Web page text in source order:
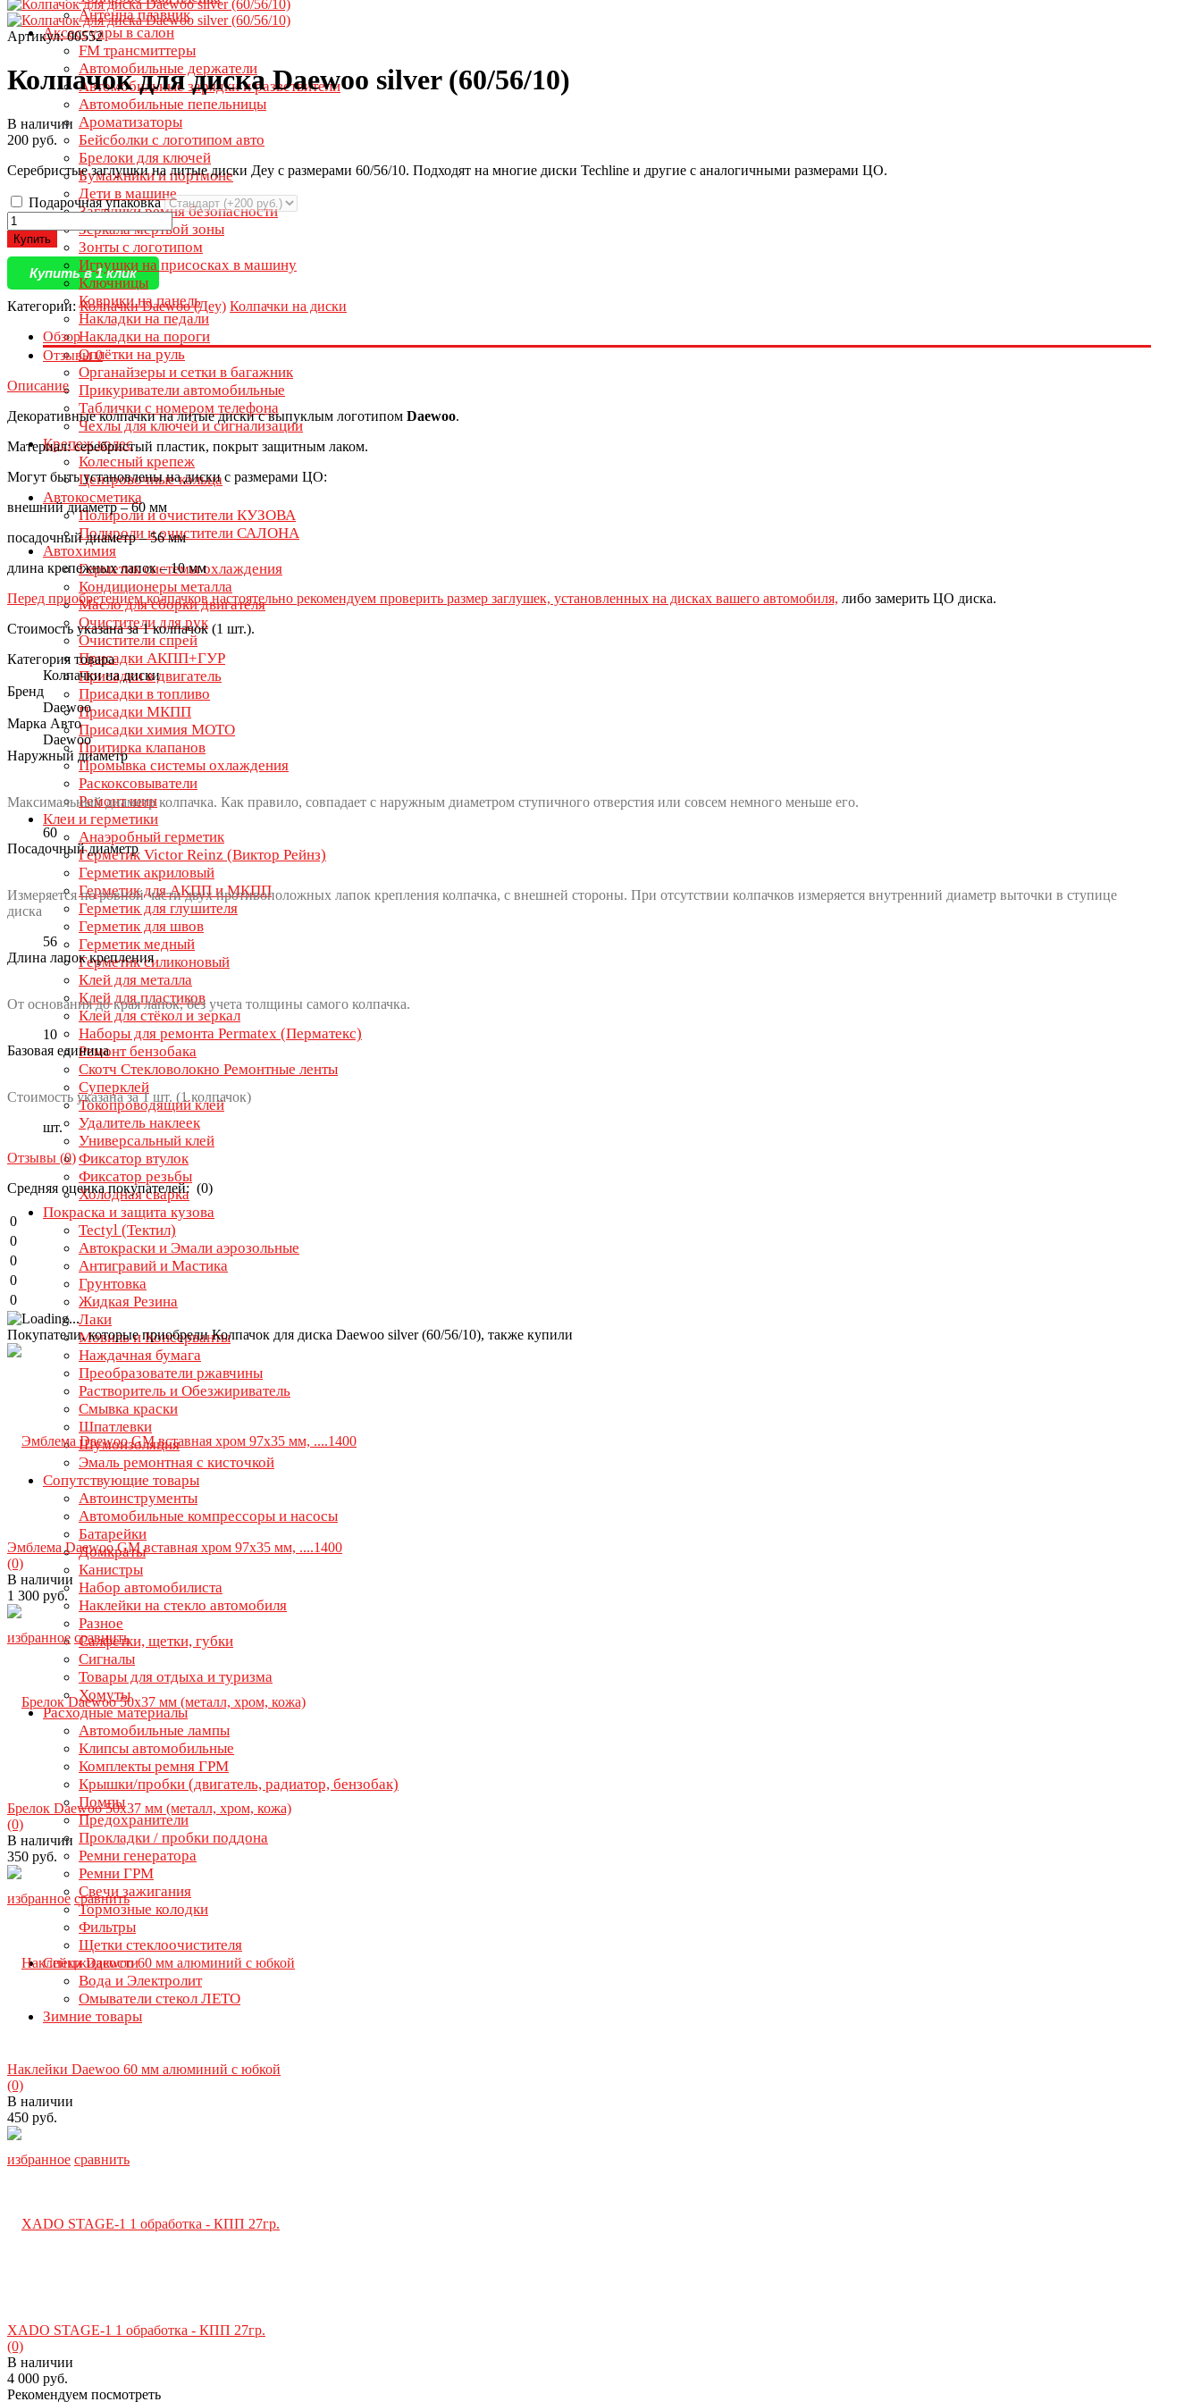
Антенна плавник
Аксессуары в салон
FM трансмиттеры
Автомобильные держатели
Автомобильные зарядки и разветвители
Автомобильные пепельницы
Ароматизаторы
Бейсболки с логотипом авто
Брелоки для ключей
Бумажники и портмоне
Дети в машине
Заглушки ремня безопасности
Зеркала мертвой зоны
Зонты с логотипом
Игрушки на присосках в машину
Ключницы
Коврики на панель
Накладки на педали
Накладки на пороги
Оплётки на руль
Органайзеры и сетки в багажник
Прикуриватели автомобильные
Таблички с номером телефона
Чехлы для ключей и сигнализации
Крепеж колес
Колесный крепеж
Центровочные кольца
Автокосметика
Полироли и очистители КУЗОВА
Полироли и очистители САЛОНА
Автохимия
Герметик системы охлаждения
Кондиционеры металла
Масло для сборки двигателя
Очистители для рук
Очистители спрей
Присадки АКПП+ГУР
Присадки в двигатель
Присадки в топливо
Присадки МКПП
Присадки химия МОТО
Притирка клапанов
Промывка системы охлаждения
Раскоксовыватели
Ремонт шин
Клеи и герметики
Анаэробный герметик
Герметик Victor Reinz (Виктор Рейнз)
Герметик акриловый
Герметик для АКПП и МКПП
Герметик для глушителя
Герметик для швов
Герметик медный
Герметик силиконовый
Клей для металла
Клей для пластиков
Клей для стёкол и зеркал
Наборы для ремонта Permatex (Перматекс)
Ремонт бензобака
Скотч Стекловолокно Ремонтные ленты
Суперклей
Токопроводящий клей
Удалитель наклеек
Универсальный клей
Фиксатор втулок
Фиксатор резьбы
Холодная сварка
Покраска и защита кузова
Tectyl (Тектил)
Автокраски и Эмали аэрозольные
Антигравий и Мастика
Грунтовка
Жидкая Резина
Лаки
Мовиль и Консерванты
Наждачная бумага
Преобразователи ржавчины
Растворитель и Обезжириватель
Смывка краски
Шпатлевки
Шумоизоляция
Эмаль ремонтная с кисточкой
Сопутствующие товары
Автоинструменты
Автомобильные компрессоры и насосы
Батарейки
Домкраты
Канистры
Набор автомобилиста
Наклейки на стекло автомобиля
Разное
Салфетки, щетки, губки
Сигналы
Товары для отдыха и туризма
Хомуты
Расходные материалы
Автомобильные лампы
Клипсы автомобильные
Комплекты ремня ГРМ
Крышки/пробки (двигатель, радиатор, бензобак)
Помпы
Предохранители
Прокладки / пробки поддона
Ремни генератора
Ремни ГРМ
Свечи зажигания
Тормозные колодки
Фильтры
Щетки стеклоочистителя
Спецжидкости
Вода и Электролит
Омыватели стекол ЛЕТО
Зимние товары
Артикул: 00552
Колпачок для диска Daewoo silver (60/56/10)
В наличии
200 руб.
Серебристые заглушки на литые диски Деу с размерами 60/56/10. Подходят на многие диски Techline и другие с аналогичными размерами ЦО.
Подарочная упаковка
Купить
Купить в 1 клик
Категории:Колпачки Daewoo (Деу) Колпачки на диски
Обзор
Отзывы0
Описание
Декоративные колпачки на литые диски с выпуклым логотипом Daewoo.
Материал: серебристый пластик, покрыт защитным лаком.
Могут быть установлены на диски с размерами ЦО:
внешний диаметр – 60 мм
посадочный диаметр – 56 мм
длина крепежных лапок – 10 мм
Перед приобретением колпачков настоятельно рекомендуем проверить размер заглушек, установленных на дисках вашего автомобиля, либо замерить ЦО диска.
Стоимость указана за 1 колпачок (1 шт.).
Категория товара
Колпачки на диски
Бренд
Daewoo
Марка Авто
Daewoo
Наружный диаметр
Максимальный диаметр колпачка. Как правило, совпадает с наружным диаметром ступичного отверстия или совсем немного меньше его.
60
Посадочный диаметр
Измеряется по ровной части двух противоположных лапок крепления колпачка, с внешней стороны. При отсутствии колпачков измеряется внутренний диаметр выточки в ступице
диска
56
Длина лапок крепления
От основания до края лапок, без учета толщины самого колпачка.
10
Базовая единица
Стоимость указана за 1 шт. (1 колпачок)
шт.
Отзывы (0)
Средняя оценка покупателей: (0)
0
0
0
0
0
Покупатели, которые приобрели Колпачок для диска Daewoo silver (60/56/10), также купили
избранное сравнить
Эмблема Daewoo GM вставная хром 97х35 мм, ....1400
(0)
В наличии
1 300 руб.
избранное сравнить
Брелок Daewoo 50х37 мм (металл, хром, кожа)
(0)
В наличии
350 руб.
избранное сравнить
Наклейки Daewoo 60 мм алюминий с юбкой
(0)
В наличии
450 руб.
XADO STAGE-1 1 обработка - КПП 27гр.
(0)
В наличии
4 000 руб.
Рекомендуем посмотреть